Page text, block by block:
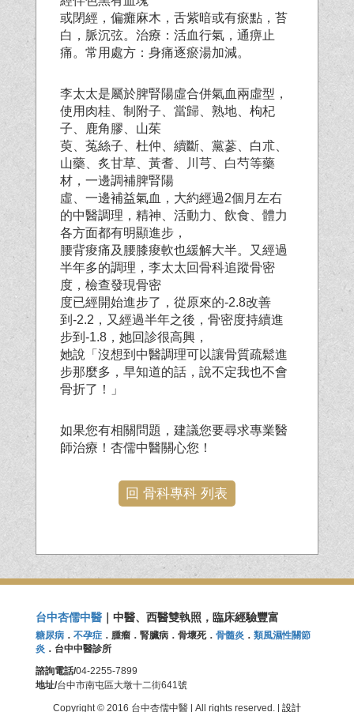
或閉經，偏癱麻木，舌紫暗或有瘀點，苔
白，脈沉弦。治療：活血行氣，通痹止
痛。常用處方：身痛逐瘀湯加減。
李太太是屬於脾腎陽虛合併氣血兩虛型，
使用肉桂、制附子、當歸、熟地、枸杞
子、鹿角膠、山茱
萸、菟絲子、杜仲、續斷、黨蔘、白朮、
山藥、炙甘草、黃耆、川芎、白芍等藥
材，一邊調補脾腎陽
虛、一邊補益氣血，大約經過2個月左右
的中醫調理，精神、活動力、飲食、體力
各方面都有明顯進步，
腰背痠痛及腰膝痠軟也緩解大半。又經過
半年多的調理，李太太回骨科追蹤骨密
度，檢查發現骨密
度已經開始進步了，從原來的-2.8改善
到-2.2，又經過半年之後，骨密度持續進
步到-1.8，她回診很高興，
她說「沒想到中醫調理可以讓骨質疏鬆進
步那麼多，早知道的話，說不定我也不會
骨折了！」
如果您有相關問題，建議您要尋求專業醫
師治療！杏儒中醫關心您！
回 骨科專科 列表
台中杏儒中醫｜中醫、西醫雙執照，臨床經驗豐富
糖尿病． 不孕症．腫瘤．腎臟病．骨壞死． 骨髓炎． 類風濕性關節
炎．台中中醫診所
諮詢電話/04-2255-7899
地址/台中市南屯區大墩十二街641號
Copyright © 2016 台中杏儒中醫 | All rights reserved. | 設計